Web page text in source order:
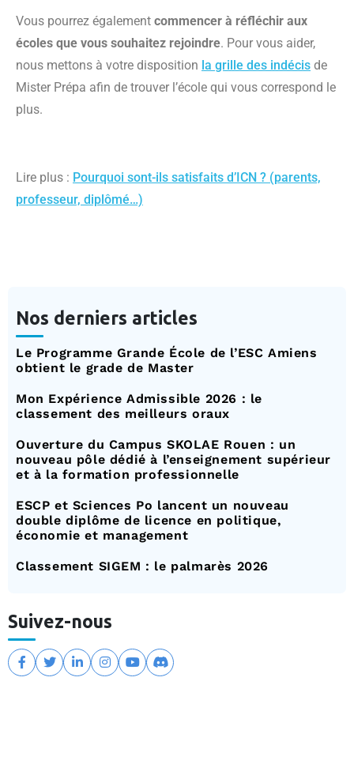
Vous pourrez également commencer à réfléchir aux
écoles que vous souhaitez rejoindre. Pour vous aider,
nous mettons à votre disposition la grille des indécis de
Mister Prépa afin de trouver l’école qui vous correspond le
plus.
Lire plus : Pourquoi sont-ils satisfaits d’ICN ? (parents,
professeur, diplômé…)
Nos derniers articles
Le Programme Grande École de l’ESC Amiens
obtient le grade de Master
Mon Expérience Admissible 2026 : le
classement des meilleurs oraux
Ouverture du Campus SKOLAE Rouen : un
nouveau pôle dédié à l’enseignement supérieur
et à la formation professionnelle
ESCP et Sciences Po lancent un nouveau
double diplôme de licence en politique,
économie et management
Classement SIGEM : le palmarès 2026
Suivez-nous